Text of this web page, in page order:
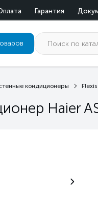
Гарантия
кондиционеры Flexis
Haier